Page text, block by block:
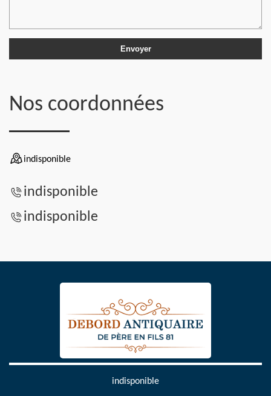
Nos coordonnées
indisponible
indisponible
indisponible
indisponible